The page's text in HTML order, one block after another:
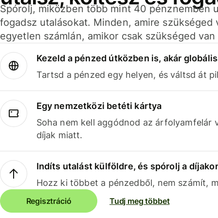
Spórolj, miközben több mint 40 pénznemben
fogadsz utalásokat. Minden, amire szükséged
egyetlen számlán, amikor csak szükséged van
Kezeld a pénzed útközben is, akár
Tartsd a pénzed egy helyen, és váltsd át
Egy nemzetközi betéti kártya
Soha nem kell aggódnod az árfolyamfelár
díjak miatt.
Indíts utalást külföldre, és spórolj a
Hozz ki többet a pénzedből, nem számít,
Regisztráció Tudj meg többet